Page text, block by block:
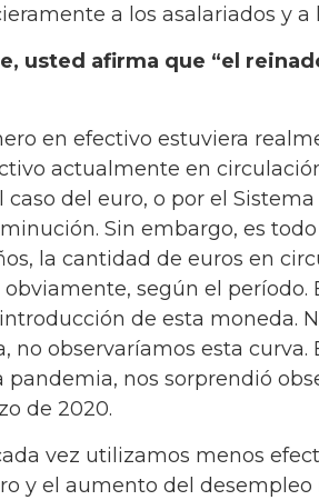
a los asalariados y
usted afirma que “el
en efectivo estuviera
actualmente en
caso del euro, o por el
Sin embargo, es
la cantidad de euros en
según el
de esta moneda.
no observaríamos esta
pandemia, nos sorprendió
de 2020.
vez utilizamos menos
y el aumento del